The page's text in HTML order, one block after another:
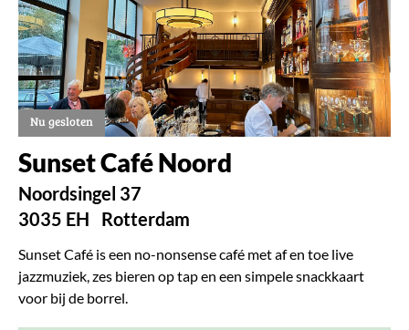
Nu gesloten
Sunset Café Noord
Noordsingel 37
3035 EH
Rotterdam
Sunset Café is een no-nonsense café met af en toe live
jazzmuziek, zes bieren op tap en een simpele snackkaart
voor bij de borrel.